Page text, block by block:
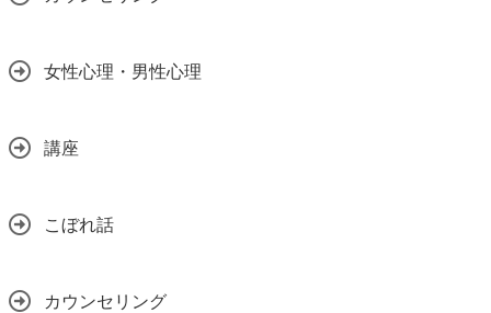
女性心理・男性心理
講座
こぼれ話
カウンセリング